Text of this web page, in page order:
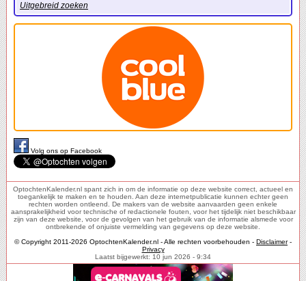
Uitgebreid zoeken
Volg ons op Facebook
OptochtenKalender.nl spant zich in om de informatie op deze website correct, actueel en
toegankelijk te maken en te houden. Aan deze internetpublicatie kunnen echter geen
rechten worden ontleend. De makers van de website aanvaarden geen enkele
aansprakelijkheid voor technische of redactionele fouten, voor het tijdelijk niet beschikbaar
zijn van deze website, voor de gevolgen van het gebruik van de informatie alsmede voor
ontbrekende of onjuiste vermelding van gegevens op deze website.
© Copyright 2011-2026 OptochtenKalender.nl - Alle rechten voorbehouden - Disclaimer-
Privacy
Laatst bijgewerkt: 10 jun 2026 - 9:34